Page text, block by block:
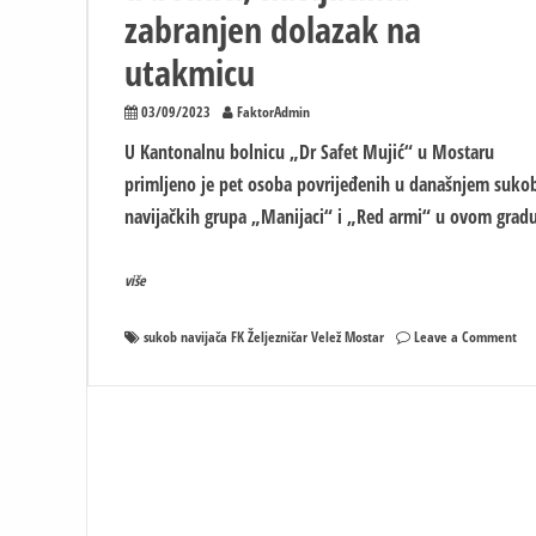
zabranjen dolazak na
utakmicu
03/09/2023 FaktorAdmin
U Kantonalnu bolnicu „Dr Safet Mujić“ u Mostaru
primljeno je pet osoba povrijeđenih u današnjem
navijačkih grupa „Manijaci“ i „Red armi“ u ovom
više
sukob navijača FK Željezničar Velež Mostar Leave a Commenton